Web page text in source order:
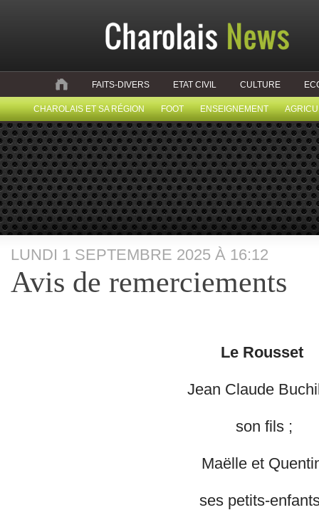
FAITS-DIVERS ETAT CIVIL CULTURE
CHAROLAIS ET SA RÉGION FOOT ENSEIGNEMENT
LUNDI 1 SEPTEMBRE 2025 À 16:12
Avis de remerciements
Le Rousset
Jean Claude
son fils ;
Maëlle et
ses petits-